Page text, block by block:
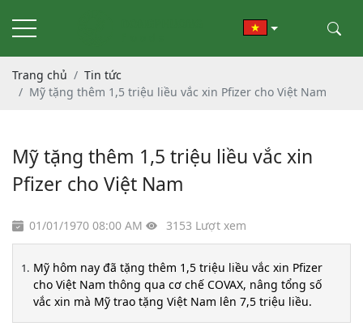
Trang chủ
Tin tức
Mỹ tặng thêm 1,5 triệu liều vắc xin Pfizer cho Việt Nam
Mỹ tặng thêm 1,5 triệu liều vắc xin
Pfizer cho Việt Nam
01/01/1970 08:00 AM 3153 Lượt xem
Mỹ hôm nay đã tặng thêm 1,5 triệu liều vắc xin Pfizer
cho Việt Nam thông qua cơ chế COVAX, nâng tổng số
vắc xin mà Mỹ trao tặng Việt Nam lên 7,5 triệu liều.